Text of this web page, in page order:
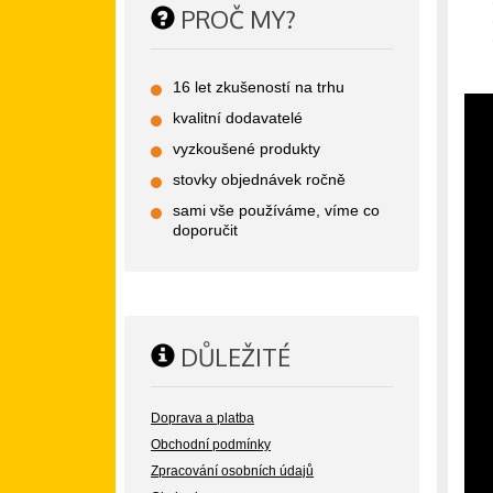
PROČ MY?
16 let zkušeností na trhu
kvalitní dodavatelé
vyzkoušené produkty
stovky objednávek ročně
sami vše používáme, víme co
doporučit
DŮLEŽITÉ
Doprava a platba
Obchodní podmínky
Zpracování osobních údajů